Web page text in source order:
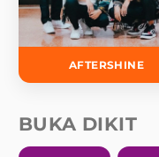
AFTERSHINE
BUKA DIKIT